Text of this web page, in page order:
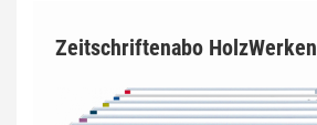
Zeitschriftenabo HolzWerken